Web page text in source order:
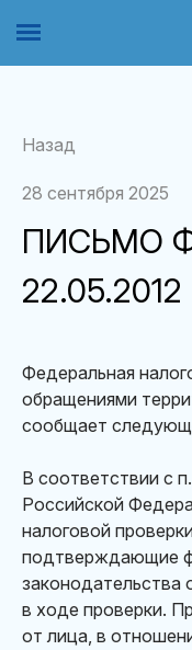
Назад
28 сентября 2025
ПИСЬМО
Федеральная
обращениями
сообщает
В соответствии с
Российской
налоговой
подтверждающие
законодательства
в ходе проверки.
от лица, в